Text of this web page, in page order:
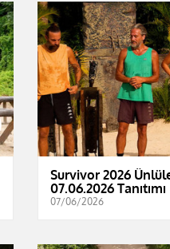
Survivor 2026
07.06.2026 Tanıtımı
07/06/2026